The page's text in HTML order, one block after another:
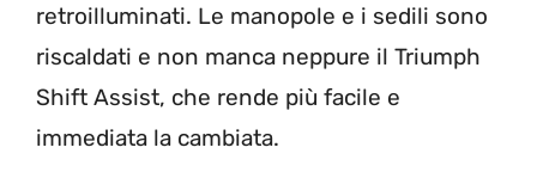
retroilluminati. Le manopole e i sedili sono
riscaldati e non manca neppure il Triumph
Shift Assist, che rende più facile e
immediata la cambiata.